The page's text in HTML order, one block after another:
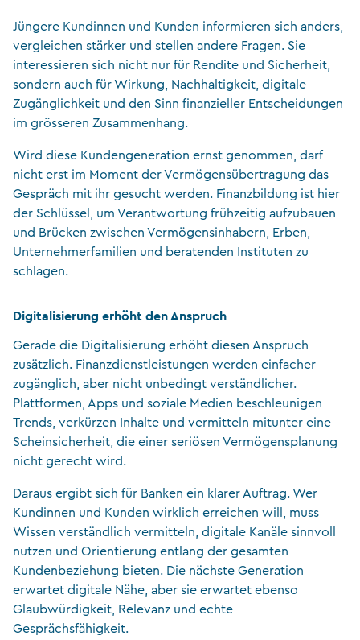
Jüngere Kundinnen und Kunden informieren sich anders,
vergleichen stärker und stellen andere Fragen. Sie
interessieren sich nicht nur für Rendite und Sicherheit,
sondern auch für Wirkung, Nachhaltigkeit, digitale
Zugänglichkeit und den Sinn finanzieller Entscheidungen
im grösseren Zusammenhang.
Wird diese Kundengeneration ernst genommen, darf
nicht erst im Moment der Vermögensübertragung das
Gespräch mit ihr gesucht werden. Finanzbildung ist hier
der Schlüssel, um Verantwortung frühzeitig aufzubauen
und Brücken zwischen Vermögensinhabern, Erben,
Unternehmerfamilien und beratenden Instituten zu
schlagen.
Digitalisierung erhöht den Anspruch
Gerade die Digitalisierung erhöht diesen Anspruch
zusätzlich. Finanzdienstleistungen werden einfacher
zugänglich, aber nicht unbedingt verständlicher.
Plattformen, Apps und soziale Medien beschleunigen
Trends, verkürzen Inhalte und vermitteln mitunter eine
Scheinsicherheit, die einer seriösen Vermögensplanung
nicht gerecht wird.
Daraus ergibt sich für Banken ein klarer Auftrag. Wer
Kundinnen und Kunden wirklich erreichen will, muss
Wissen verständlich vermitteln, digitale Kanäle sinnvoll
nutzen und Orientierung entlang der gesamten
Kundenbeziehung bieten. Die nächste Generation
erwartet digitale Nähe, aber sie erwartet ebenso
Glaubwürdigkeit, Relevanz und echte
Gesprächsfähigkeit.